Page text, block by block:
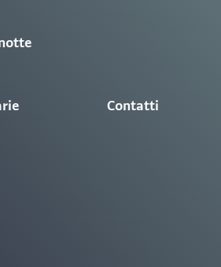
Contatti